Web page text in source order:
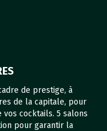
de prestige, à
de la capitale, pour
vos cocktails. 5 salons
pour garantir la